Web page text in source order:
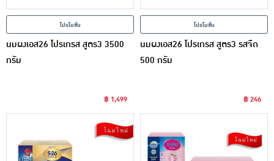
โปรโมชั่น
นมผงเอส26 โปรเกรส สูตร3 3500
กรัม
฿ 1,499
โปรโมชั่น
นมผงเอส26 โปรเกรส สูตร3 รสจืด
500 กรัม
฿ 246